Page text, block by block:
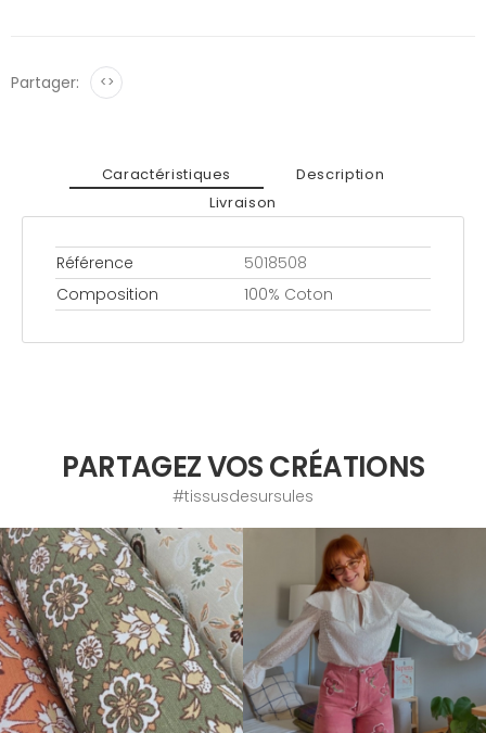
Partager: <>
Caractéristiques
Description
Livraison
Référence
5018508
Composition
100% Coton
PARTAGEZ VOS CRÉATIONS
#tissusdesursules